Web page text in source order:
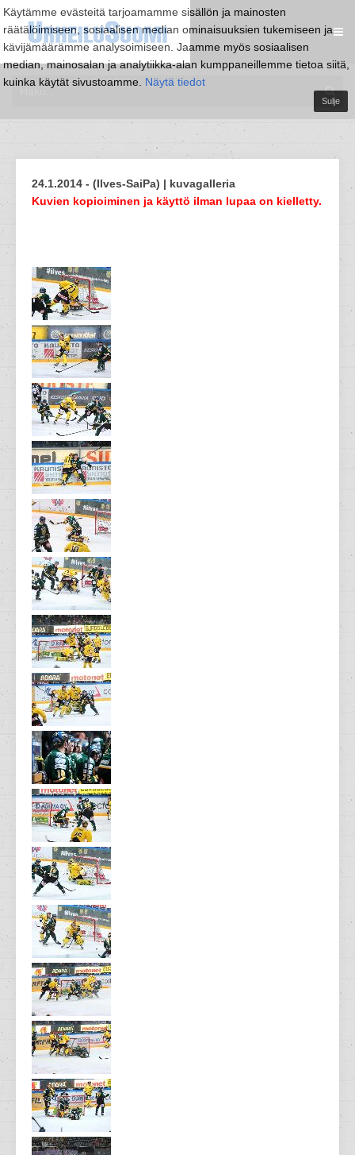
Käytämme evästeitä tarjoamamme sisällön ja mainosten
räätälöimiseen, sosiaalisen median ominaisuuksien tukemiseen ja
kävijämäärämme analysoimiseen. Jaamme myös sosiaalisen
median, mainosalan ja analytiikka-alan kumppaneillemme tietoa siitä,
kuinka käytät sivustoamme. Näytä tiedot
Sulje
24.1.2014 - (Ilves-SaiPa) | kuvagalleria
Kuvien kopioiminen ja käyttö ilman lupaa on kielletty.